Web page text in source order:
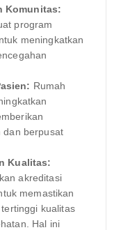
Komunitas:
program
meningkatkan
Rumah
dan berpusat
Kualitas:
akreditasi
memastikan
kualitas
Hal ini